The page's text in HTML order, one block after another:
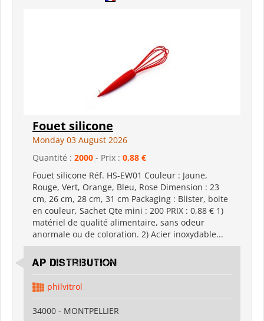
Fouet silicone
Monday 03 August 2026
Quantité : 2000 - Prix : 0,88 €
Fouet silicone Réf. HS-EW01 Couleur : Jaune,
Rouge, Vert, Orange, Bleu, Rose Dimension : 23
cm, 26 cm, 28 cm, 31 cm Packaging : Blister, boite
en couleur, Sachet Qte mini : 200 PRIX : 0,88 € 1)
matériel de qualité alimentaire, sans odeur
anormale ou de coloration. 2) Acier inoxydable...
AP Distribution
philvitrol
34000 - MONTPELLIER